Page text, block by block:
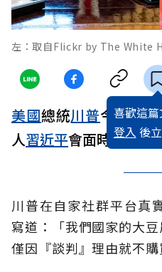
左：取自Flickr by The White
喜歡這篇
登入 後
美國總統川普今天表
人習近平會面時，施壓
川普在自家社群平台真
寫道：「我們國家的大
僅因『談判』理由就不購